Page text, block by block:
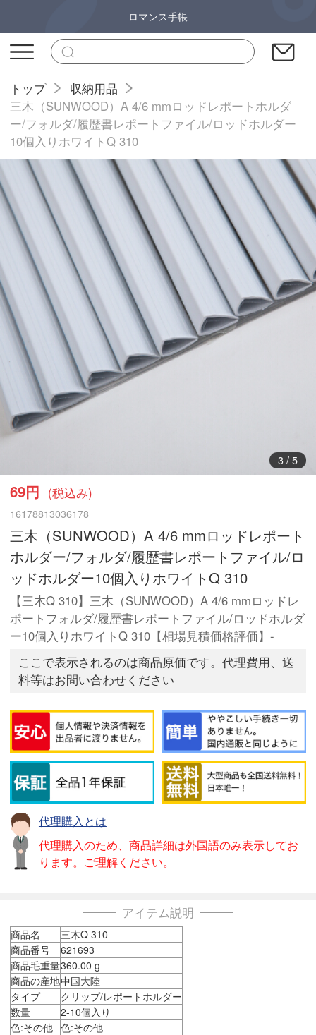
ロマンス手帳
トップ
収納用品
三木（SUNWOOD）A 4/6 mmロッドレポートホルダ
ー/フォルダ/履歴書レポートファイル/ロッドホルダー
10個入りホワイトQ 310
3/ 5
69円 (税込み)
16178813036178
三木（SUNWOOD）A 4/6 mmロッドレポート
ホルダー/フォルダ/履歴書レポートファイル/ロ
ッドホルダー10個入りホワイトQ 310
【三木Q 310】三木（SUNWOOD）A 4/6 mmロッドレ
ポートフォルダ/履歴書レポートファイル/ロッドホルダ
ー10個入りホワイトQ 310【相場見積価格評価】-
ここで表示されるのは商品原価です。代理費用、送
料等はお問い合わせください
代理購入とは
代理購入のため、商品詳細は外国語のみ表示してお
ります。ご理解ください。
アイテム説明
商品名
三木Q 310
商品番号
621693
商品毛重量360.00 g
商品の産地中国大陸
タイプ
クリップ/レポートホルダー
数量
2-10個入り
色:その他 色:その他